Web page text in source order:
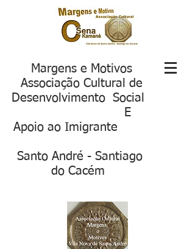
Margens e Motivos
Associação Cultural de
Desenvolvimento Social
E
Apoio ao Imigrante
Santo André - Santiago
do Cacém